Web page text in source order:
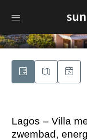
Lagos – Villa
zwembad,